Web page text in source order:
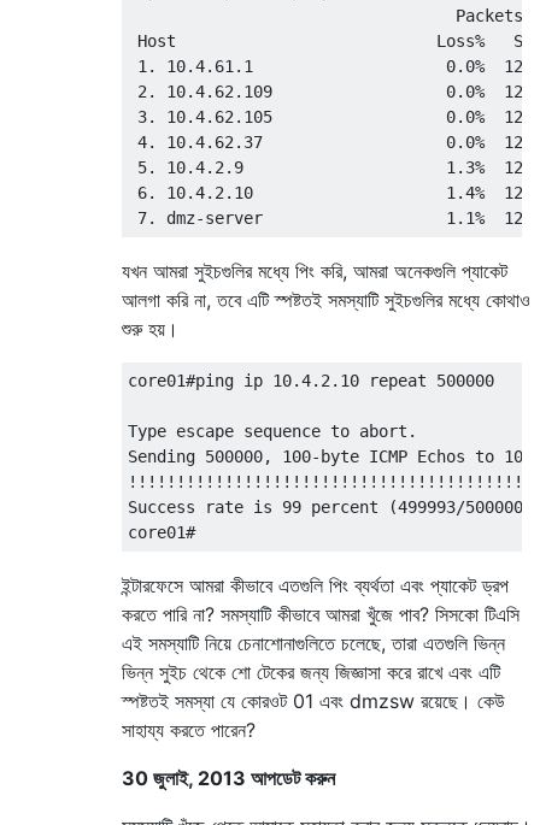
Packets
Host                           Loss%   Snt
1. 10.4.61.1                    0.0%
2. 10.4.62.109                  0.0%
3. 10.4.62.105                  0.0%
4. 10.4.62.37                   0.0%
5. 10.4.2.9                     1.3%
6. 10.4.2.10                    1.4%
যখন আমরা সুইচগুলির মধ্যে পিং করি, আমরা অনেকগুলি প্যাকেট
আলগা করি না, তবে এটি স্পষ্টতই সমস্যাটি সুইচগুলির মধ্যে কোথাও
শুরু হয়।
core01#ping ip 10.4.2.10 repeat 500000
Type escape sequence to abort.
Sending 500000, 100-byte ICMP Echos to
Success rate is 99 percent (499993/
ইন্টারফেসে আমরা কীভাবে এতগুলি পিং ব্যর্থতা এবং প্যাকেট ড্রপ
করতে পারি না? সমস্যাটি কীভাবে আমরা খুঁজে পাব? সিসকো টিএসি
এই সমস্যাটি নিয়ে চেনাশোনাগুলিতে চলেছে, তারা এতগুলি ভিন্ন
ভিন্ন সুইচ থেকে শো টেকের জন্য জিজ্ঞাসা করে রাখে এবং এটি
স্পষ্টতই সমস্যা যে কোরওট 01 এবং dmzsw রয়েছে। কেউ
সাহায্য করতে পারেন?
30 জুলাই, 2013 আপডেট করুন